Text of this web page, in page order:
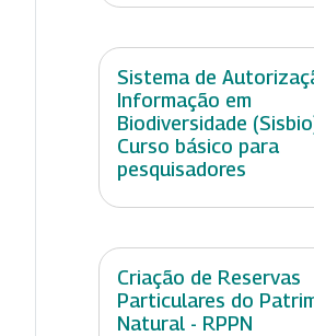
Sistema de
Informação em
Biodiversidade
Curso básico para
pesquisadores
Criação de Reservas
Particulares do
Natural - RPPN